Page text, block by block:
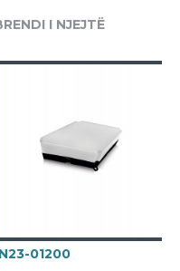
I NJEJTË
01200